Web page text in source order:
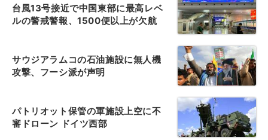
台風13号接近で中国東部に最高レベ
ルの警戒警報、1500便以上が欠航
サウジアラムコの石油施設に無人機
攻撃、フーシ派が声明
パトリオット保管の軍施設上空に不
審ドローン ドイツ西部